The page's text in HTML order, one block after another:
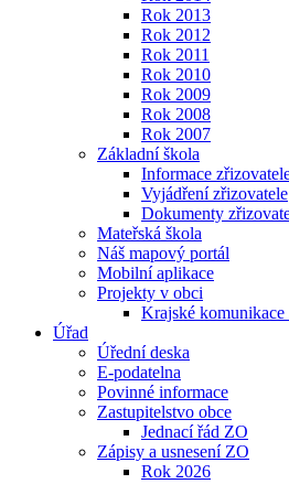
Rok 2013
Rok 2012
Rok 2011
Rok 2010
Rok 2009
Rok 2008
Rok 2007
Základní škola
Informace
Vyjádření zřizovatele
Dokumenty
Mateřská škola
Náš mapový portál
Mobilní aplikace
Projekty v obci
Krajské
Úřad
Úřední deska
E-podatelna
Povinné informace
Zastupitelstvo obce
Jednací řád ZO
Zápisy a usnesení ZO
Rok 2026